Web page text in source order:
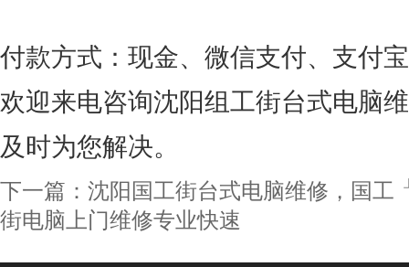
付款方式：现金、微信支付、支付宝
欢迎来电咨询沈阳组工街台式电脑
及时为您解决。
下一篇： 沈阳国工街台式电脑维修，国工
街电脑上门维修专业快速